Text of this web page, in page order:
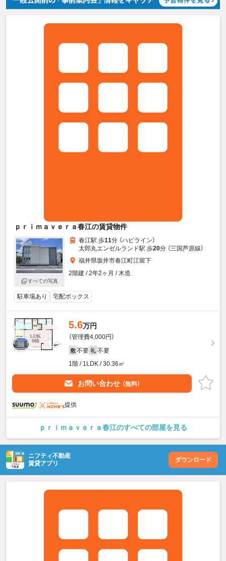
ｐｒｉｍａｖｅｒａ春江の賃貸物件
すべての写真
春江駅 歩11分 （ハピライン）
太郎丸エンゼルランド駅 歩20分 （三国芦原線）
福井県坂井市春江町江留下
2階建 / 2年2ヶ月 / 木造
駐車場あり 宅配ボックス
5.6万円
（管理費4,000円）
敷 不要 礼 不要
1階 / 1LDK / 30.36㎡
お問い合わせ （無料）
提供
ｐｒｉｍａｖｅｒａ春江のすべての部屋を見る
ニフティ不動産
賃貸アプリ
ダウンロード